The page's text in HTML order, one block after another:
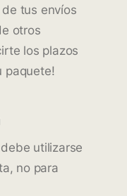
tus envíos
otros
los plazos
paquete!
utilizarse
no para